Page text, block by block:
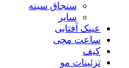
سنجاق سینه
سایر
عینک آفتابی
ساعت مچی
کیف
تزئینات مو